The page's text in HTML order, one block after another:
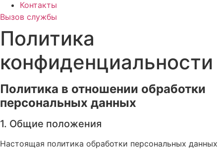
Контакты
Вызов службы
Политика
конфиденциальности
Политика в отношении обработки
персональных данных
1. Общие положения
Настоящая политика обработки персональных данных